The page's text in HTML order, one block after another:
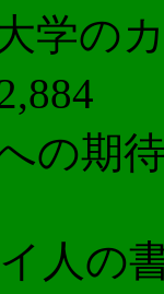
学の
の期
人の